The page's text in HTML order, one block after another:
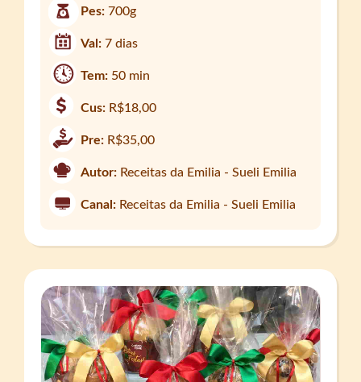
Pes:700g
Val:7 dias
Tem: 50 min
Cus: R$18,00
Pre: R$35,00
Autor: Receitas da Emilia - Sueli Emilia
Canal: Receitas da Emilia - Sueli Emilia